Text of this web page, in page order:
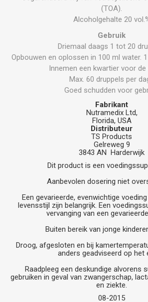
(TOA).
Alcoholgehalte 20
Gebruik
Driemaal daags 1 tot 20
Opbouwen en oplossen in 100 ml water.
Innemen een kwartier voor de
Max. 60 druppels per
Goed schudden voor
Fabrikant
Nutramedix Ltd,
Florida, USA
Distributeur
TS Products
Gelreweg 9
3843 AN Harderwijk
Dit product is een
Aanbevolen dosering niet
Een gevarieerde, evenwichtige
levensstijl zijn belangrijk. Een
vervanging van een
Buiten bereik van jonge
Droog, afgesloten en bij
anders geadviseerd op het
Raadpleeg een deskundige alvorens
gebruiken in geval van zwangerschap,
en ziekte.
08-2015